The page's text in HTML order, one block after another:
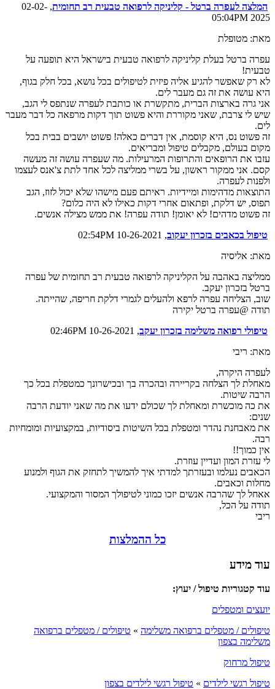
המלצה לעפרה ברטל - קליניקה לרפואה טבעית רב תחומית , 02-02-
2025 05:04PM
מאת: מטופלת
עפרה ברטל בעלת קליניקה לרפואה טבעית בישראל היא תופעה על
טבעית!
לא רק שאפשר להגיע אליה פיזית לטיפולים בכל נושא, בכל חלק בגוף,
היא עושה את זה גם מעבר לים.
אני גרה בארצות הברית, מתקשרת או כותבת לעפרה שנתפס לי הגב,
שיש לי צרבת, שאני מקוררת והיא פשוט תוך דקות מרפאה כל דבר מעבר
לים.
זה פשוט נס, היא קוסמת, אין דברים כאלה! פשוט יושבים בבית בכל
מקום בעולם, מקבלים טיפול ומבריאים.
עזבו את הרופאים והתרופות המרעילות. מה שעפרה עושה זה מעשה
קסם. אני ממקור ראשון, על בשרי ממליצה לכל אחד לתת צ'אנס לעצמו
ולפנות לעפרה.
התוצאות מדהימות ומיידיות. ראיתם פעם מישהו שלא יכול לזוז, הגב
תפוס, יש דלקת, ופתאום אחרי דקות כאילו לא היה כלום?
זה פשוט מדהים! לא יאומן! תודה עפרה! את ממש מצילה אנשים.
טיפול בכאבים בזכרון יעקוב, 10-26-2021 02:54PM
מאת: אליסיה
ממליצה באהבה על הקליניקה לרפואה טבעית רב תחומית של עפרה
ברטל בזכרון יעקב.
שוב, הצליחה עפרה לרפא ולהעלים לגמרי דלקת חריפה, שהייתה.
תודה @עפרה ברטל יקירה
טיפולי רפואה משלימה בזכרון יעקב, 10-26-2021 02:46PM
מאת: ריבי
לעפרה היקרה,
מאחלת לך הצלחה בקריירה ובהכרה בך ובכישרונך כמטפלת בכל כך
הרבה שיטות.
את כה מוכשרת ומאחלת לך שכולם ידעו את מה שאני יודעת הרבה
שנים:
את מאבחנת נהדר ומטפלת בכל השיטות ביסודיות, במקצועיות ומומחיות
רבה.
אין כמוך!!
לי עזרת המון ועדיין עוזרת.
הכאבים נעלמו ובעזרתך למדתי איך להמשיך לתחזק את הגוף ולמנוע
מחלות וכאבים.
אאחל לך שהרבה אנשים יזכו כמוני לטיפולך המסור והמקצועי.
תודה על הכל,
ריבי
כל ההמלצות
עוד מידע
עוד קטגוריות טיפול / יעוץ:
יועצים ומטפלים
טיפולים / מטפלים ברפואה משלימה » טיפולים / מטפלים ברפואה
משלימה בצפון
טיפול מרחוק
טיפול רגשי לילדים » טיפול רגשי לילדים בצפון